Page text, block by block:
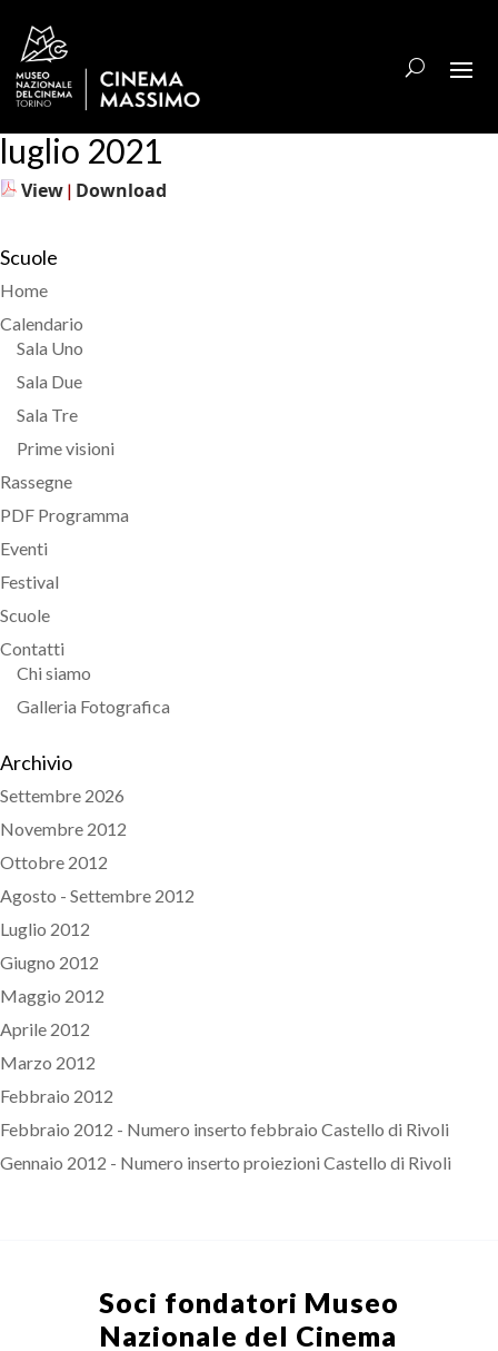
luglio 2021
View | Download
Scuole
Home
Calendario
Sala Uno
Sala Due
Sala Tre
Prime visioni
Rassegne
PDF Programma
Eventi
Festival
Scuole
Contatti
Chi siamo
Galleria Fotografica
Archivio
Settembre 2026
Novembre 2012
Ottobre 2012
Agosto - Settembre 2012
Luglio 2012
Giugno 2012
Maggio 2012
Aprile 2012
Marzo 2012
Febbraio 2012
Febbraio 2012 - Numero inserto febbraio Castello di Rivoli
Gennaio 2012 - Numero inserto proiezioni Castello di Rivoli
Soci fondatori Museo
Nazionale del Cinema